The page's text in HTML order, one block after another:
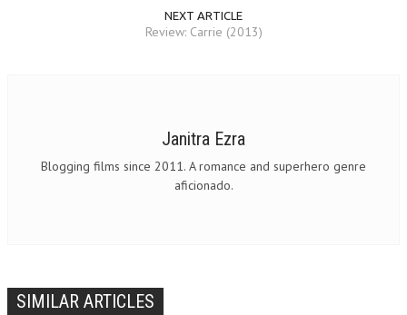
NEXT ARTICLE
Review: Carrie (2013)
Janitra Ezra
Blogging films since 2011. A romance and superhero genre
aficionado.
SIMILAR ARTICLES